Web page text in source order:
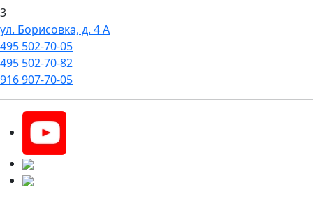
3
ул. Борисовка, д. 4 А
495 502-70-05
495 502-70-82
916907-70-05